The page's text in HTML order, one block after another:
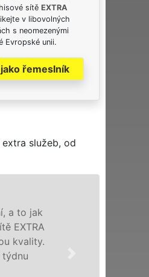
sítě EXTRA
v libovolných
s neomezenými
Evropské unii.
řemeslník
služeb, od
a to jak
EXTRA
kvality.